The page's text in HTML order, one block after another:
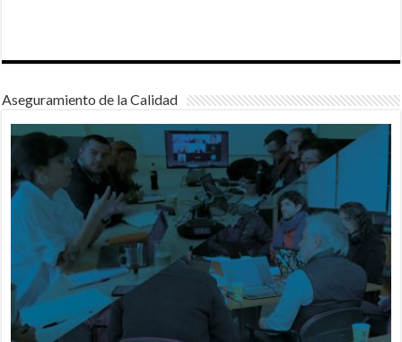
Aseguramiento de la Calidad